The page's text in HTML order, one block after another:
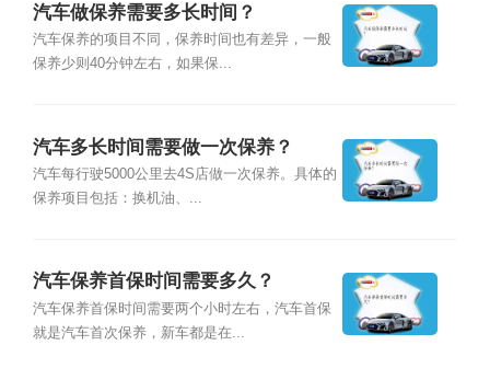
汽车做保养需要多长时间？
汽车保养的项目不同，保养时间也有差异，一般
保养少则40分钟左右，如果保...
汽车多长时间需要做一次保养？
汽车每行驶5000公里去4S店做一次保养。具体的
保养项目包括：换机油、...
汽车保养首保时间需要多久？
汽车保养首保时间需要两个小时左右，汽车首保
就是汽车首次保养，新车都是在...